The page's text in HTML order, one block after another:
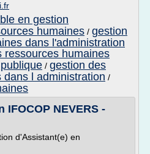
en gestion
humaines / gestion
dans l'administration
ressources humaines
/ gestion des
l administration /
NEVERS -
d'Assistant(e) en